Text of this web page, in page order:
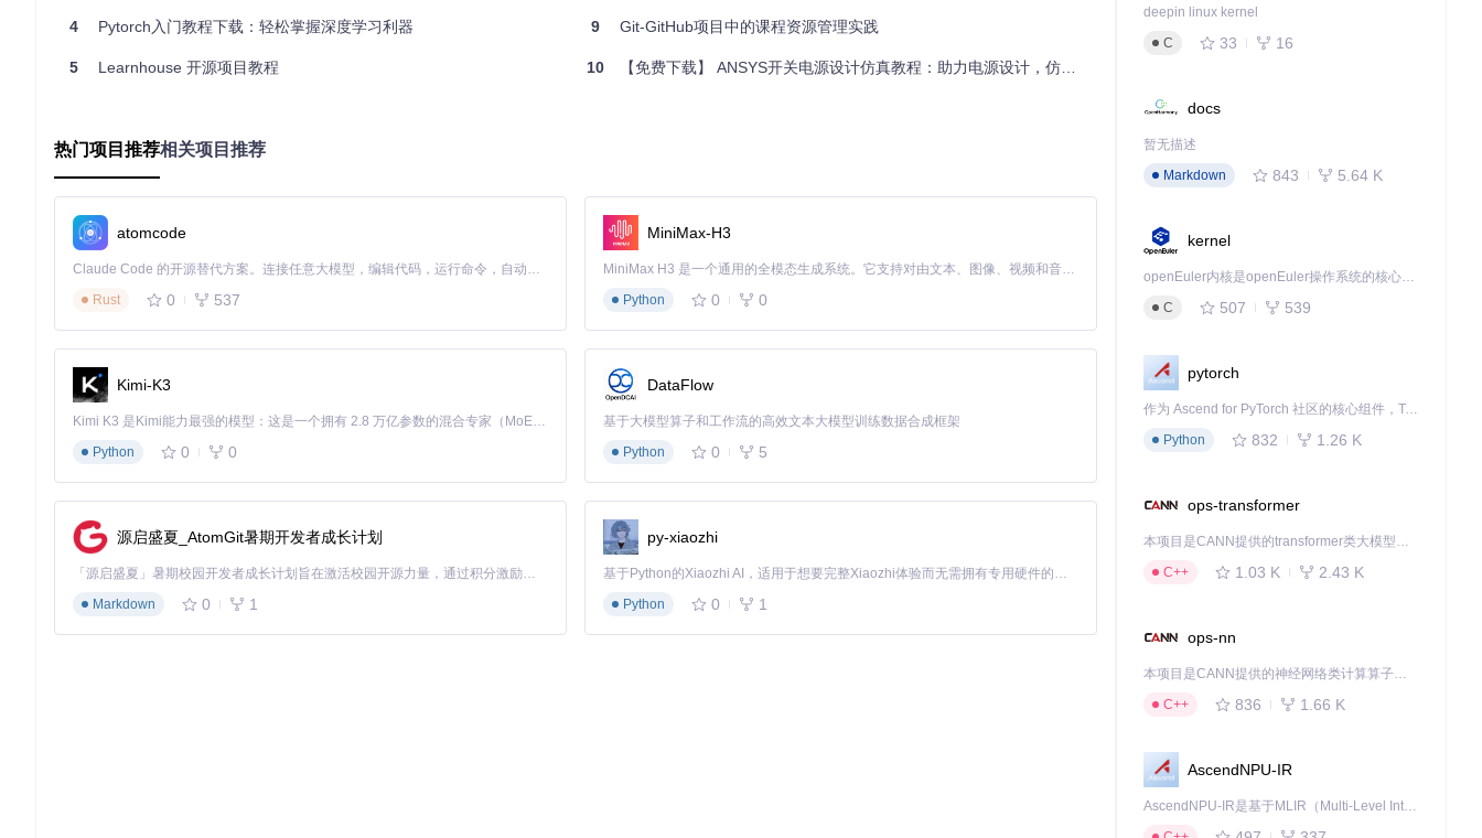
利用ABP的模块化特性，将不同业务划分为独立的模块。
使用依赖注入（DI）来管理服务，提高代码可测试性。
典型生态项目
结语
Yi.Abp.Admin 不仅仅是一个框架，它是构建高效、可维护的Web应用程序的强大基石。通过对它的深入理解和应用，开发者能够快速响应业务需求，实
现高质量的企业级软件开发。无论是新手还是经验丰富的开发者，都能在这个框架的指引下找到适合自己的开发节奏，推动项目向前发展。
Yi.Abp.Admin
项目地址：
https://gitcode.com/gh_mirrors/yi/Yi.Abp.Admin
4 Pytorch入门教程下载：轻松掌握深度学习利器
5 Learnhouse 开源项目教程
9 Git-GitHub项目中的课程资源管理实践
10 【免费下载】 ANSYS开关电源设计仿真教程：助力电源设计，仿真无忧
热门项目推荐相关项目推荐
atomcode
Claude Code 的开源替代方案。连接任意大模型，编辑代码，运行命令，自动验证 — 全自动执行。用 Rust 构建，极致性能。 ｜ An open-source alternative to Claude Code. Connect any LLM, edit code, run commands, and verify changes — autonomously. Built in Rust for speed. Get Started
Rust
0 537
MiniMax-H3
MiniMax H3 是一个通用的全模态生成系统。它支持对由文本、图像、视频和音频组成的多模态上下文进行统一理解，并能生成分辨率高达 2K、时长可达 15 秒的带原生立体声音频的视频。得益于面向任务泛化的系统设计，H3 在预训练阶段就已具备广泛的多模态上下文理解与生成能力，能够出色地执行复杂的多模态指令。
Python
0 0
Kimi-K3
Kimi K3 是Kimi能力最强的模型：这是一个拥有 2.8 万亿参数的混合专家（MoE）模型，具备原生视觉理解能力，并支持 100 万 token 的上下文窗口。
Python
0 0
DataFlow
基于大模型算子和工作流的高效文本大模型训练数据合成框架
Python
0 5
源启盛夏_AtomGit暑期开发者成长计划
「源启盛夏」暑期校园开发者成长计划旨在激活校园开源力量，通过积分激励、认证扶持、资源倾斜等形式，引导高校组织和开发者完成「入驻 — 建项目 — 做贡献 — 获认证 — 得资源」的完整闭环。无论你是想带领社团入驻平台的组织者，还是希望用代码贡献证明自己的开发者，都能在这里找到属于你的成长路径。
Markdown
0 1
py-xiaozhi
基于Python的Xiaozhi AI，适用于想要完整Xiaozhi体验而无需拥有专用硬件的用户。
Python
0 1
deepin linux kernel
C
33 16
docs
暂无描述
Markdown
843 5.64 K
kernel
openEuler内核是openEuler操作系统的核心，既是系统性能与稳定性的基石，也是连接处理器、设备与服务的桥梁。
C
507 539
pytorch
作为 Ascend for PyTorch 社区的核心组件，TorchNPU 是昇腾专为 PyTorch 打造的深度学习适配插件，使 PyTorch 框架能够直接调用昇腾 NPU，为开发者提供昇腾 AI 处理器的超强算力。
Python
832 1.26 K
ops-transformer
本项目是CANN提供的transformer类大模型算子库，实现网络在NPU上加速计算。
C++
1.03 K 2.43 K
ops-nn
本项目是CANN提供的神经网络类计算算子库，实现网络在NPU上加速计算。
C++
836 1.66 K
AscendNPU-IR
AscendNPU-IR是基于MLIR（Multi-Level Intermediate Representation）构建的，面向昇腾亲和算子编译时使用的中间表示，提供昇腾完备表达能力，通过编译优化提升昇腾AI处理器计算效率，支持通过生态框架使能昇腾AI处理器与深度调优